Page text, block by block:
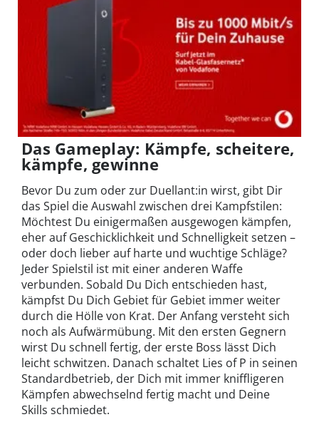
Das Gameplay: Kämpfe, scheitere,
kämpfe, gewinne
Bevor Du zum oder zur Duellant:in wirst, gibt Dir
das Spiel die Auswahl zwischen drei Kampfstilen:
Möchtest Du einigermaßen ausgewogen kämpfen,
eher auf Geschicklichkeit und Schnelligkeit setzen –
oder doch lieber auf harte und wuchtige Schläge?
Jeder Spielstil ist mit einer anderen Waffe
verbunden. Sobald Du Dich entschieden hast,
kämpfst Du Dich Gebiet für Gebiet immer weiter
durch die Hölle von Krat. Der Anfang versteht sich
noch als Aufwärmübung. Mit den ersten Gegnern
wirst Du schnell fertig, der erste Boss lässt Dich
leicht schwitzen. Danach schaltet Lies of P in seinen
Standardbetrieb, der Dich mit immer kniffligeren
Kämpfen abwechselnd fertig macht und Deine
Skills schmiedet.